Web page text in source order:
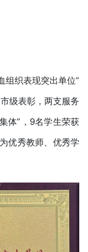
组织表现突出单位”
级表彰，两支服务
体”，9名学生荣获
优秀教师、优秀学